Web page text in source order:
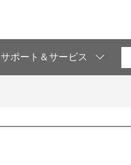
サポート＆サービス